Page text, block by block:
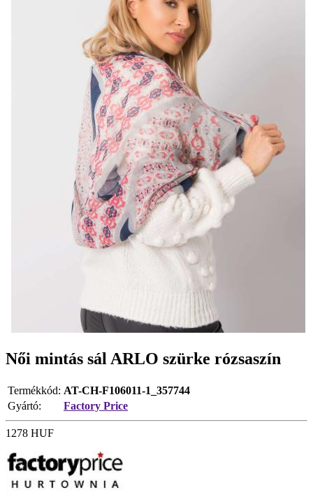
Női mintás sál ARLO szürke rózsaszín
Termékkód: AT-CH-F106011-1_357744
Gyártó:
Factory Price
1278 HUF